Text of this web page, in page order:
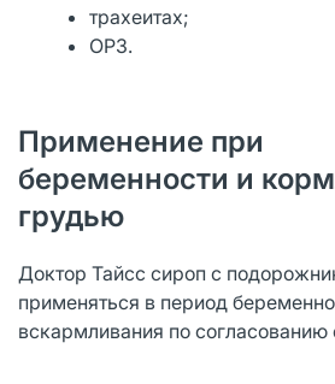
трахеитах;
ОРЗ.
Применение при
беременности и
грудью
Доктор Тайсс сироп с
применяться в период
вскармливания по